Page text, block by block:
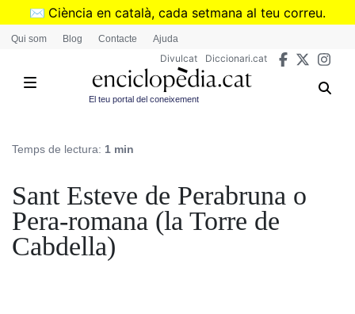
Vés
✉️ Ciència en català, cada setmana al teu correu.
➜Subscriu-te al butlletí de Divulcat
Qui som Blog Contacte Ajuda
Divulcat Diccionari.cat
El teu portal del coneixement
Temps de lectura: 1 min
Sant Esteve de Perabruna o
Pera-romana (la Torre de
Cabdella)